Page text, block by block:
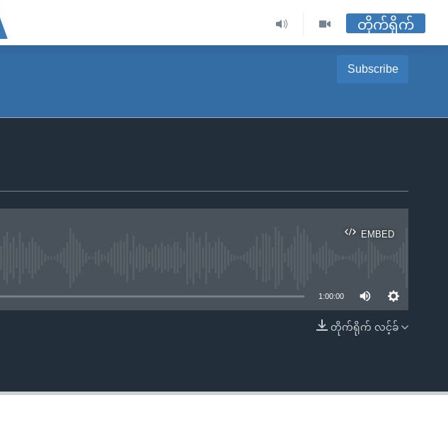
တိုက်ရိုက်
Subscribe
EMBED
EMBED
1:00:00
တိုက်ရိုက် လင့်ခ်